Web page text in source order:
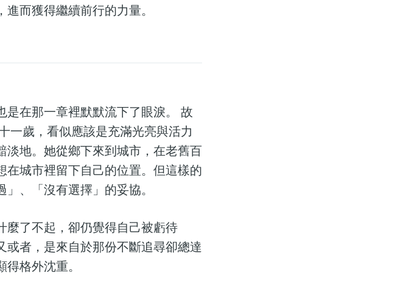
而獲得繼續前行的力量。
在那一章裡默默流下了眼淚。 故
一歲，看似應該是充滿光亮與活力
淡地。她從鄉下來到城市，在老舊百
城市裡留下自己的位置。但這樣的
、「沒有選擇」的妥協。
麼了不起，卻仍覺得自己被虧待
者，是來自於那份不斷追尋卻總達
格外沈重。